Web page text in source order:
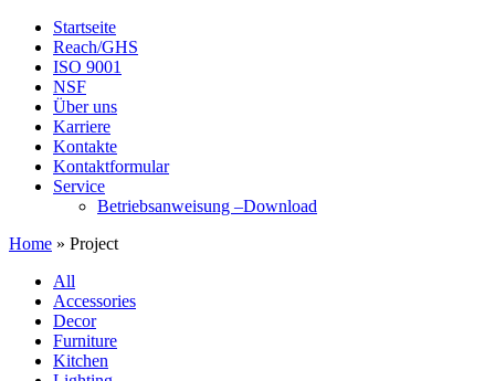
Startseite
Reach/GHS
ISO 9001
NSF
Über uns
Karriere
Kontakte
Kontaktformular
Service
Betriebsanweisung –Download
Home » Project
All
Accessories
Decor
Furniture
Kitchen